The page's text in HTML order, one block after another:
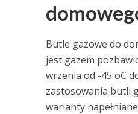
Butle gazowe do
jest gazem
wrzenia od -45 oC
zastosowania butli
warianty